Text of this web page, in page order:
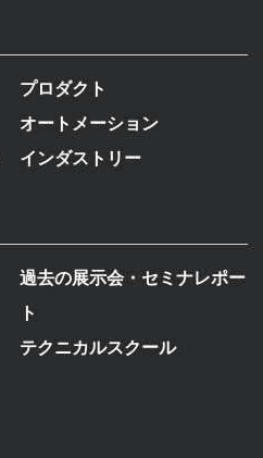
プロダクト
オートメーション
インダストリー
過去の展示会・セミナレポー
ト
テクニカルスクール